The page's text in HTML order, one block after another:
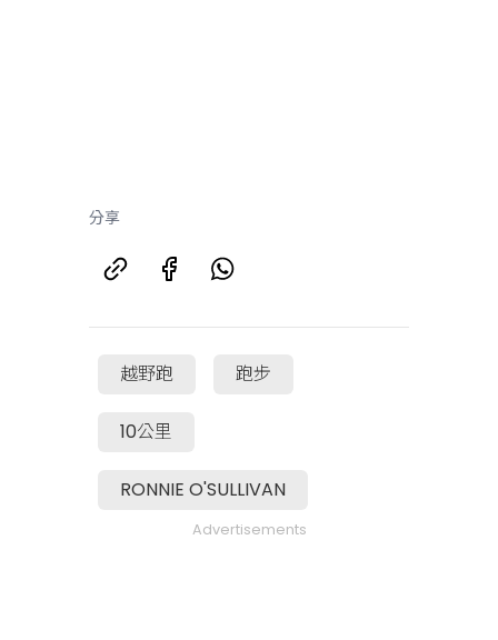
分享
越野跑 跑步
10公里
RONNIE O'SULLIVAN
Advertisements